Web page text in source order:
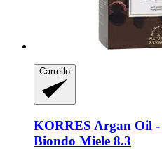
Carrello
KORRES Argan Oil -​
Biondo Miele 8.3